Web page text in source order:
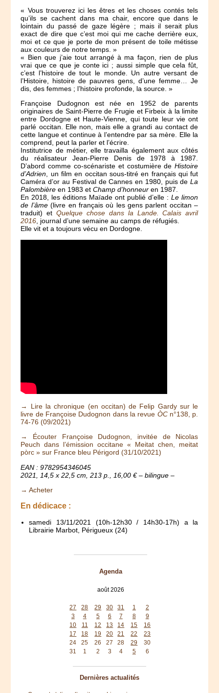
« Vous trouverez ici les êtres et les choses contés tels
qu’ils se cachent dans ma chair, encore que dans le
lointain du passé de gaze légère ; mais il serait plus
exact de dire que c’est moi qui me cache derrière eux,
moi et ce que je porte de mon présent de toile métisse
aux couleurs de notre temps. »
« Bien que j’aie tout arrangé à ma façon, rien de plus
vrai que ce que je conte ici ; aussi simple que cela fût,
c’est l’histoire de tout le monde. Un autre versant de
l’Histoire, histoire de pauvres gens, d’une femme… Je
dis, des femmes ; l’histoire profonde, la source. »
Françoise Dudognon est née en 1952 de parents
originaires de Saint-Pierre de Frugie et Firbeix à la limite
entre Dordogne et Haute-Vienne, qui toute leur vie ont
parlé occitan. Elle non, mais elle a grandi au contact de
cette langue et continue à l’entendre par sa mère. Elle la
comprend, peut la parler et l’écrire.
Institutrice de métier, elle travailla également aux côtés
du réalisateur Jean-Pierre Denis de 1978 à 1987.
D’abord comme co-scénariste et costumière deHistoire
d’Adrien, un film en occitan sous-titré en français qui fut
Caméra d’or au Festival de Cannes en 1980, puis deLa
Palombière en 1983 etChamp d’honneur en 1987.
En 2018, les éditions Maïade ont publié d’elle :Le limon
de l’âme(livre en français où les gens parlent occitan –
traduit) etQuelque chose dans la Lande. Calais avril
2016, journal d’une semaine au camps de réfugiés.
Elle vit et a toujours vécu en Dordogne.
→ Lire la chronique (en occitan) de Felip Gardy sur le
livre de Françoise Dudognon dans la revue ÒCn°138, p.
74-76 (09/2021)
→ Écouter Françoise Dudognon, invitée de Nicolas
Peuch dans l’émission occitane « Meitat chen, meitat
pòrc » sur France bleu Périgord (31/10/2021)
EAN : 9782954346045
2021, 14,5 x 22,5 cm, 213 p., 16,00 € – bilingue –
→ Acheter
En dédicace :
samedi 13/11/2021 (10h-12h30 / 14h30-17h) a la
Librairie Marbot, Périgueux (24)
Agenda
août 2026
27
28 29 30 31 1
2
3
4 5 6 7 8
9
10
11 12 13 14 15
16
17
18 19 20 21 22
23
24
25 26 27 28 29
30
31
1 2 3 4 5 6
Dernières actualités